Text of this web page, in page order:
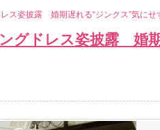
ス姿披露 婚期遅れる“ジンクス”気にせ
グドレス姿披露 婚